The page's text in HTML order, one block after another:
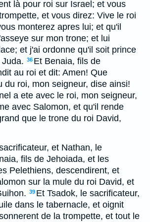
là pour roi sur Israel; et vous
et vous direz: Vive le roi
monterez apres lui; et qu'il
sur mon trone; et lui
et j'ai ordonne qu'il soit prince
36 Et Benaia, fils de
au roi et dit: Amen! Que
du roi, mon seigneur, dise ainsi!
a ete avec le roi, mon seigneur,
avec Salomon, et qu'il rende
que le trone du roi David,
et Nathan, le
fils de Jehoiada, et les
Pelethiens, descendirent, et
sur la mule du roi David, et
39 Et Tsadok, le sacrificateur,
dans le tabernacle, et oignit
de la trompette, et tout le